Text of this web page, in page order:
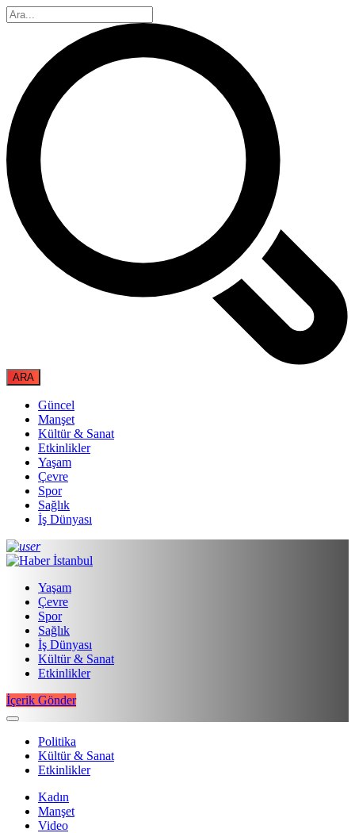
Güncel
Manşet
Kültür & Sanat
Etkinlikler
Yaşam
Çevre
Spor
Sağlık
İş Dünyası
Yaşam
Çevre
Spor
Sağlık
İş Dünyası
Kültür & Sanat
Etkinlikler
İçerik Gönder
Politika
Kültür & Sanat
Etkinlikler
Kadın
Manşet
Video